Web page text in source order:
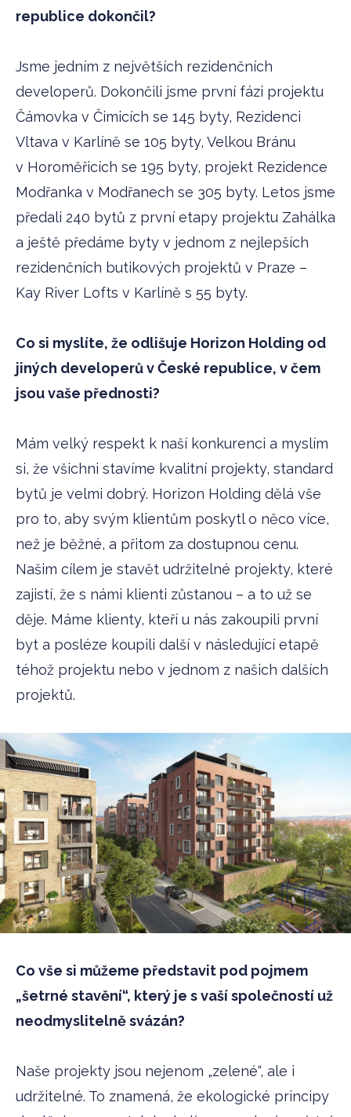
republice dokončil?
Jsme jedním z největších rezidenčních
developerů. Dokončili jsme první fázi projektu
Čámovka v Čimicích se 145 byty, Rezidenci
Vltava v Karlíně se 105 byty, Velkou Bránu
v Horoměřicích se 195 byty, projekt Rezidence
Modřanka v Modřanech se 305 byty. Letos jsme
předali 240 bytů z první etapy projektu Zahálka
a ještě předáme byty v jednom z nejlepších
rezidenčních butikových projektů v Praze –
Kay River Lofts v Karlíně s 55 byty.
Co si myslíte, že odlišuje Horizon Holding od
jiných developerů v České republice, v čem
jsou vaše přednosti?
Mám velký respekt k naší konkurenci a myslím
si, že všichni stavíme kvalitní projekty, standard
bytů je velmi dobrý. Horizon Holding dělá vše
pro to, aby svým klientům poskytl o něco více,
než je běžné, a přitom za dostupnou cenu.
Našim cílem je stavět udržitelné projekty, které
zajistí, že s námi klienti zůstanou – a to už se
děje. Máme klienty, kteří u nás zakoupili první
byt a posléze koupili další v následující etapě
téhož projektu nebo v jednom z našich dalších
projektů.
Co vše si můžeme představit pod pojmem
„šetrné stavění“, který je s vaší společností už
neodmyslitelně svázán?
Naše projekty jsou nejenom „zelené“, ale i
udržitelné. To znamená, že ekologické principy